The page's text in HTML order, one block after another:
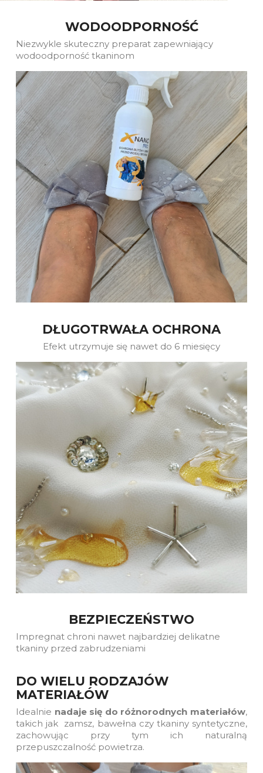
WODOODPORNOŚĆ
Niezwykle skuteczny preparat zapewniający
wodoodporność tkaninom
DŁUGOTRWAŁA OCHRONA
Efekt utrzymuje się nawet do 6 miesięcy
BEZPIECZEŃSTWO
Impregnat chroni nawet najbardziej delikatne
tkaniny przed zabrudzeniami
DO WIELU RODZAJÓW
MATERIAŁÓW
Idealnie nadaje się do różnorodnych materiałów,
takich jak zamsz, bawełna czy tkaniny syntetyczne,
zachowując przy tym ich naturalną
przepuszczalność powietrza.